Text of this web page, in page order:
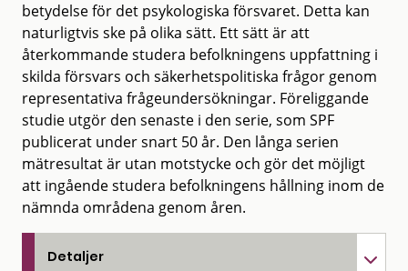
betydelse för det psykologiska försvaret. Detta kan
naturligtvis ske på olika sätt. Ett sätt är att
återkommande studera befolkningens uppfattning i
skilda försvars och säkerhetspolitiska frågor genom
representativa frågeundersökningar. Föreliggande
studie utgör den senaste i den serie, som SPF
publicerat under snart 50 år. Den långa serien
mätresultat är utan motstycke och gör det möjligt
att ingående studera befolkningens hållning inom de
nämnda områdena genom åren.
Detaljer